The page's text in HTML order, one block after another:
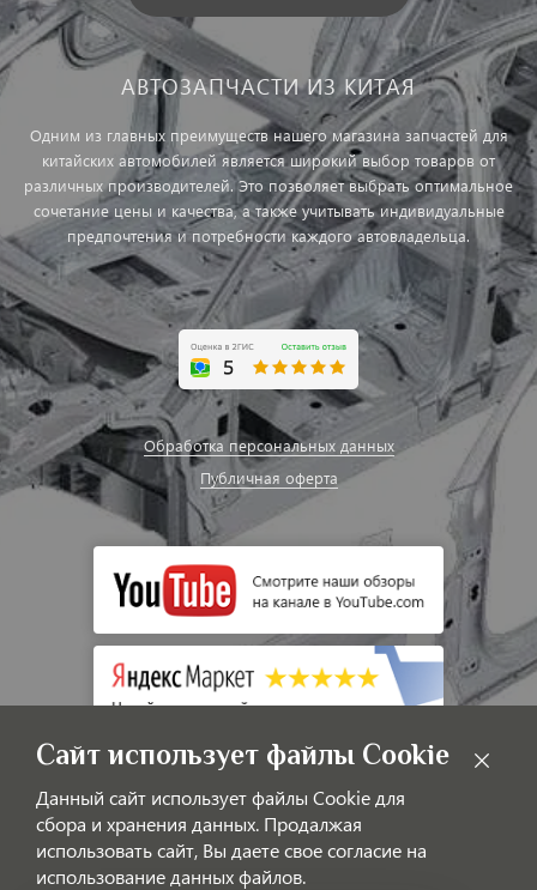
АВТОЗАПЧАСТИ ИЗ КИТАЯ
Одним из главных преимуществ нашего магазина запчастей для
китайских автомобилей является широкий выбор товаров от
различных производителей. Это позволяет выбрать оптимальное
сочетание цены и качества, а также учитывать индивидуальные
предпочтения и потребности каждого автовладельца.
Обработка персональных данных
Публичная оферта
© LAOTIGGO — Интернет-магазин автозапчастей для китайских
Сайт использует файлы Cookie
Данный сайт использует файлы Cookie для
сбора и хранения данных. Продалжая
использовать сайт, Вы даете свое согласие на
использование данных файлов.